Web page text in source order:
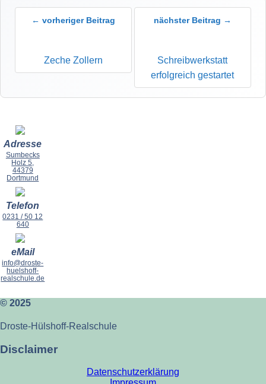
← vorheriger Beitrag
Zeche Zollern
nächster Beitrag →
Schreibwerkstatt
erfolgreich gestartet
Adresse
Sumbecks
Holz 5,
44379
Dortmund
Telefon
0231 / 50 12
640
eMail
info@droste-
huelshoff-
realschule.de
© 2025
Droste-Hülshoff-Realschule
Disclaimer
Datenschutzerklärung